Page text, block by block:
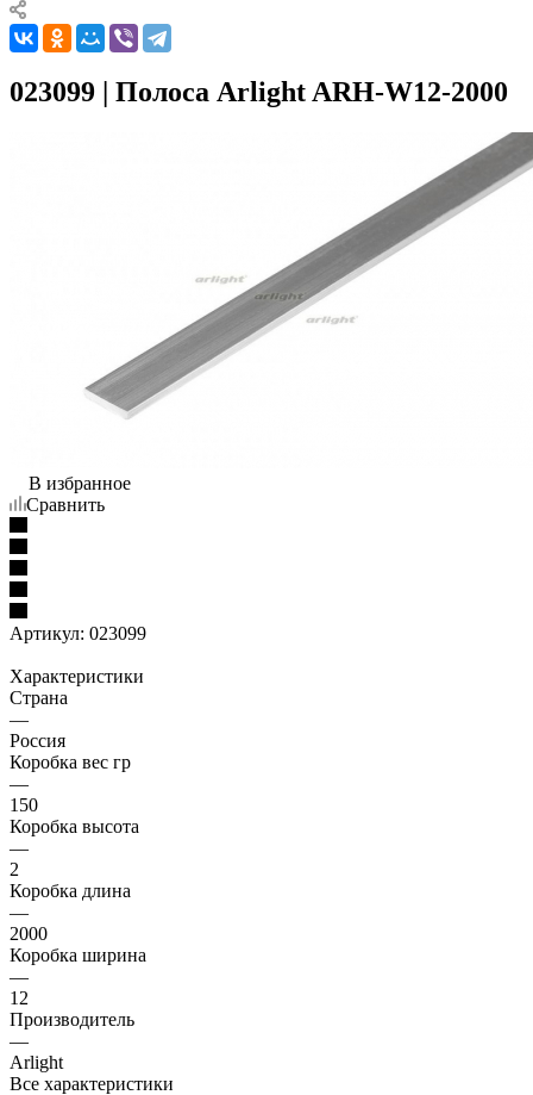
023099 | Полоса Arlight ARH-W12-2000
В избранное
Сравнить
Артикул: 023099
Характеристики
Страна
—
Россия
Коробка вес гр
—
150
Коробка высота
—
2
Коробка длина
—
2000
Коробка ширина
—
12
Производитель
—
Arlight
Все характеристики